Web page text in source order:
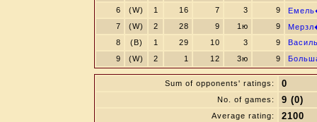
6
(W) 1 16 7 3 9
7
(W) 2 28 9 1ю 9
8
(B) 1 29 10 3 9
9
(W) 2 1 12 3ю 9
Sum of opponents' ratings: 0
No. of games: 9 (0)
Average rating: 2100